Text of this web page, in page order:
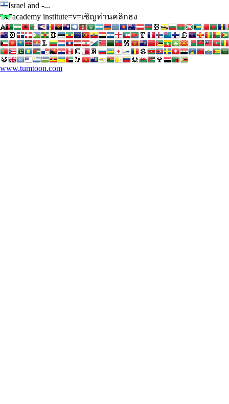
Israel and -...
academy institute=v=เชิญท่านคลิกธง
www.tumtoon.com